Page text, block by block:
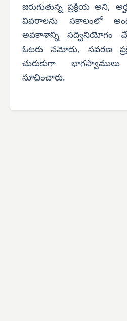
జరుగుతున్న ప్రక్రియ అని,
వివరాలను సకాలంలో
అవకాశాన్ని సద్వినియోగం
ఓటరు నమోదు, సవరణ
చురుకుగా
సూచించారు.